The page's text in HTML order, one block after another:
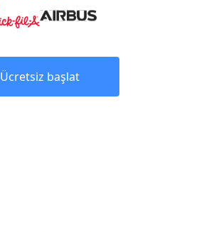
Ücretsiz başlat